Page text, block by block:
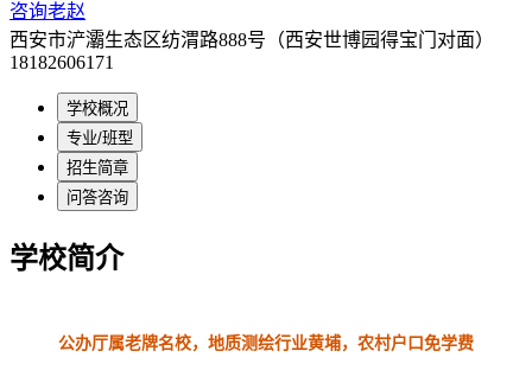
咨询老赵
西安市浐灞生态区纺渭路888号（西安世博园得宝门对面）
18182606171
学校概况
专业/班型
招生简章
问答咨询
学校简介
公办厅属老牌名校，地质测绘行业黄埔，农村户口免学费